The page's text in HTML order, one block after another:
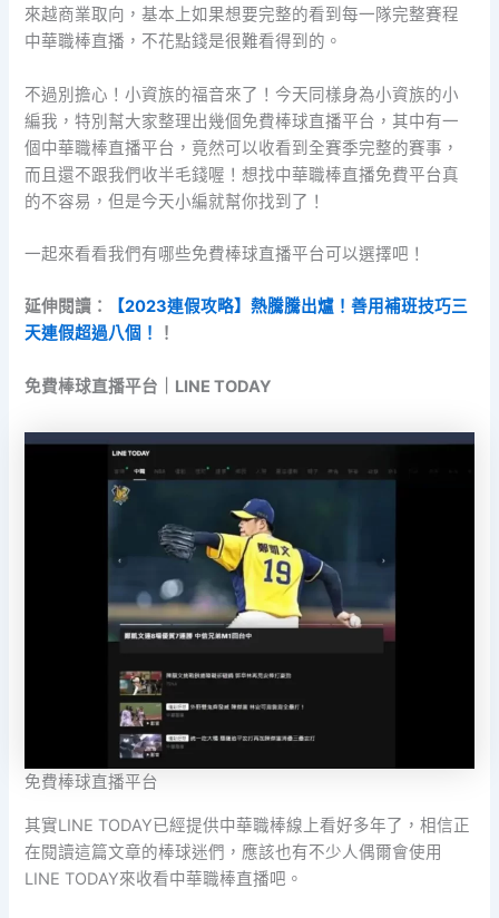
來越商業取向，基本上如果想要完整的看到每一隊完整賽程
中華職棒直播，不花點錢是很難看得到的。
不過別擔心！小資族的福音來了！今天同樣身為小資族的小
編我，特別幫大家整理出幾個免費棒球直播平台，其中有一
個中華職棒直播平台，竟然可以收看到全賽季完整的賽事，
而且還不跟我們收半毛錢喔！想找中華職棒直播免費平台真
的不容易，但是今天小編就幫你找到了！
一起來看看我們有哪些免費棒球直播平台可以選擇吧！
延伸閱讀：
【2023連假攻略】熱騰騰出爐！善用補班技巧三
天連假超過八個！
！
免費棒球直播平台｜LINE TODAY
免費棒球直播平台
其實LINE TODAY已經提供中華職棒線上看好多年了，相信正
在閱讀這篇文章的棒球迷們，應該也有不少人偶爾會使用
LINE TODAY來收看中華職棒直播吧。